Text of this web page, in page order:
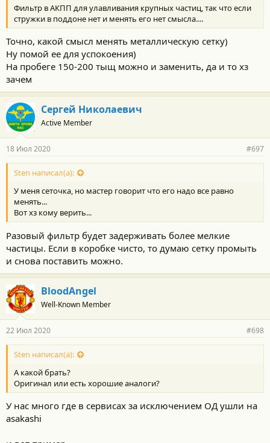
и
:
Фильтр в АКПП для улавливания крупных частиц, так что если
стружки в поддоне нет и менять его нет смысла....
Точно, какой смысл менять металлическую сетку)
Ну помой ее для успокоения)
На пробеге 150-200 тыщ можно и заменить, да и то хз
зачем
Сергей Николаевич
Active Member
18 Июл 2020 #697
Sten написал(а):
У меня сеточка, но мастер говорит что его надо все равно
менять...
Вот хз кому верить...
Разовый фильтр будет задерживать более мелкие
частицы. Если в коробке чисто, то думаю сетку промыть
и снова поставить можно.
BloodAngel
Well-Known Member
22 Июл 2020 #698
Sten написал(а):
А какой брать?
Оригинал или есть хорошие аналоги?
У нас много где в сервисах за исключением ОД ушли на
asakashi